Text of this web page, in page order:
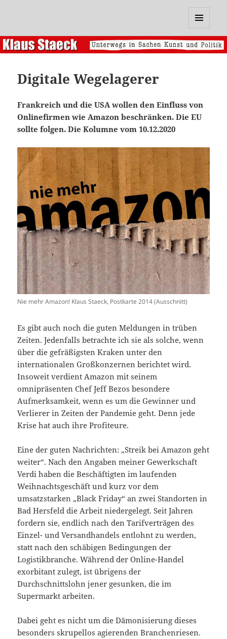
UND
WIDGETS
Digitale Wegelagerer
Frankreich und die USA wollen den Einfluss von
Onlinefirmen wie Amazon beschränken. Die EU
sollte folgen. Die Kolumne vom 10.12.2020
Nie mehr Amazon! Klaus Staeck, Postkarte 2014 (Ausschnitt)
Es gibt auch noch die guten Meldungen in trüben
Zeiten. Jedenfalls betrachte ich sie als solche, wenn
über die gefräßigsten Kraken unter den
internationalen Großkonzernen berichtet wird.
Insoweit verdient Amazon mit seinem
omnipräsenten Chef Jeff Bezos besondere
Aufmerksamkeit, wenn es um die Gewinner und
Verlierer in Zeiten der Pandemie geht. Denn jede
Krise hat auch ihre Profiteure.
Eine der guten Nachrichten: „Streik bei Amazon geht
weiter“. Nach den Angaben meiner Gewerkschaft
Verdi haben die Beschäftigten im laufenden
Weihnachtsgeschäft und kurz vor dem
umsatzstarken „Black Friday“ an zwei Standorten in
Bad Hersfeld die Arbeit niedergelegt. Seit Jahren
fordern sie, endlich nach den Tarifverträgen des
Einzel- und Versandhandels entlohnt zu werden,
statt nach den schäbigen Bedingungen der
Logistikbranche. Während der Online-Handel
exorbitant zulegt, ist übrigens der
Durchschnittslohn jener gesunken, die im
Supermarkt arbeiten.
Dabei geht es nicht um die Dämonisierung dieses
besonders skrupellos agierenden Branchenriesen.